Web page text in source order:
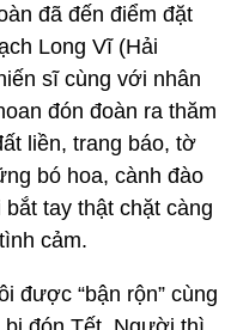
đã đến điểm đặt
Long Vĩ (Hải
sĩ cùng với nhân
đón đoàn ra thăm
liền, trang báo, tờ
bó hoa, cành đào
tay thật chặt càng
cảm.
được “bận rộn” cùng